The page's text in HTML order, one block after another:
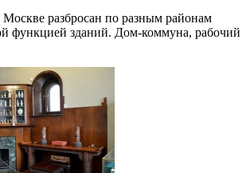
разбросан по разным районам
функцией зданий. Дом-коммуна, рабочий